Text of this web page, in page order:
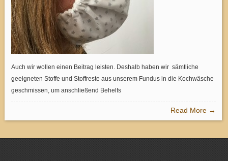
Auch wir wollen einen Beitrag leisten. Deshalb haben wir sämtliche
geeigneten Stoffe und Stoffreste aus unserem Fundus in die Kochwäsche
geschmissen, um anschließend Behelfs
Read More →